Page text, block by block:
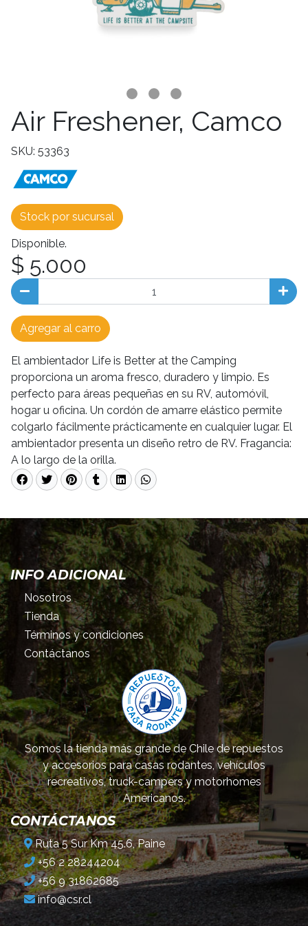
Air Freshener, Camco
SKU: 53363
Stock por sucursal
Disponible.
$ 5.000
Agregar al carro
El ambientador Life is Better at the Camping
proporciona un aroma fresco, duradero y limpio. Es
perfecto para áreas pequeñas en su RV, automóvil,
hogar u oficina. Un cordón de amarre elástico permite
colgarlo fácilmente prácticamente en cualquier lugar. El
ambientador presenta un diseño retro de RV. Fragancia:
A lo largo de la orilla.
INFO ADICIONAL
Nosotros
Tienda
Términos y condiciones
Contáctanos
Somos la tienda más grande de Chile de repuestos
y accesorios para casas rodantes, vehículos
recreativos, truck-campers y motorhomes
Americanos.
CONTÁCTANOS
Ruta 5 Sur Km 45.6, Paine
+56 2 28244204
+56 9 31862685
info@csr.cl